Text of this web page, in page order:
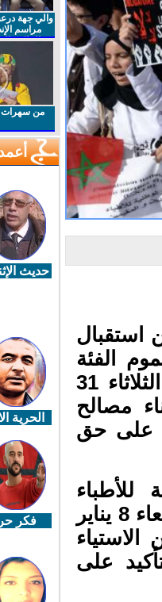
استقبال
عموم الفئة
التي تمثلها لخوض إضراب وطني شامل يومي الثلاثاء 31
مع استثناء مصالح
على حق
الداخليين والمقيمين تنظيم وقفة وطنية يوم الأربعاء 8 يناير
على
والي جهة درعة
مراسم
الملكي
من سهرات
حديث
الحرية
فكر حر